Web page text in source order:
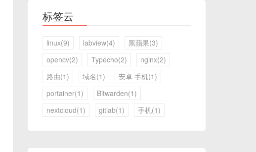
标签云
linux(9) labview(4)
黑蘋果(3)
opencv(2)
Typecho(2)
nginx(2)
路由(1)
域名(1)
安卓 手机(1)
portainer(1)
Bitwarden(1)
nextcloud(1)
gitlab(1) 手机(1)